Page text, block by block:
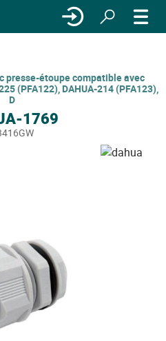
presse-étoupe compatible avec
(PFA122), DAHUA-214 (PFA123),
D
1769